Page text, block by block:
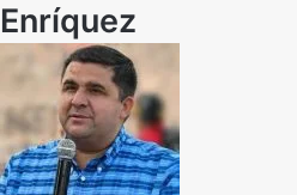
Enríquez